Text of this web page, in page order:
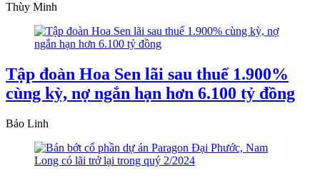
Thùy Minh
Tập đoàn Hoa Sen lãi sau thuế 1.900%
cùng kỳ, nợ ngắn hạn hơn 6.100 tỷ đồng
Bảo Linh